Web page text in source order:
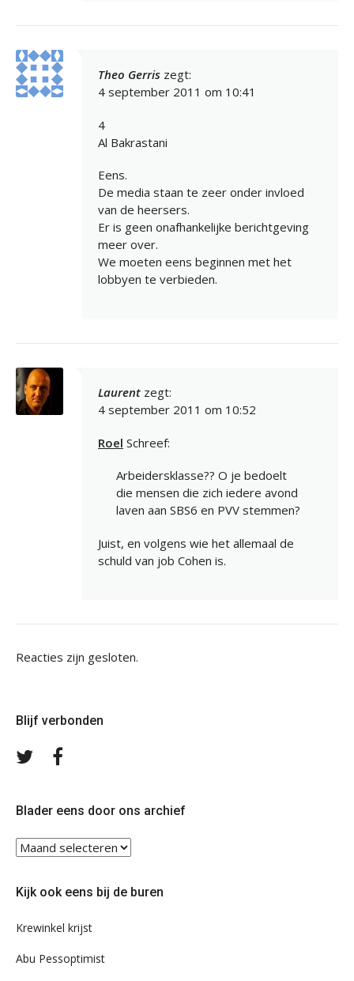
Theo Gerris zegt:
4 september 2011 om 10:41
4
Al Bakrastani
Eens.
De media staan te zeer onder invloed
van de heersers.
Er is geen onafhankelijke berichtgeving
meer over.
We moeten eens beginnen met het
lobbyen te verbieden.
Laurent zegt:
4 september 2011 om 10:52
Roel Schreef:
Arbeidersklasse?? O je bedoelt
die mensen die zich iedere avond
laven aan SBS6 en PVV stemmen?
Juist, en volgens wie het allemaal de
schuld van job Cohen is.
Reacties zijn gesloten.
Blijf verbonden
Volg
Blader eens door ons archief
Blader
eens
ons
Kijk ook eens bij de buren
Krewinkel krijst
Abu Pessoptimist